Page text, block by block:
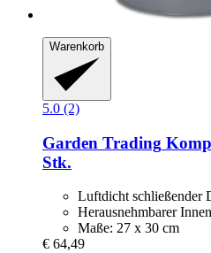
Warenkorb
5.0 (2)
Garden Trading
Stk.
Luftdicht schließender
Herausnehmbarer
Maße: 27 x 30 cm
€ 64,49